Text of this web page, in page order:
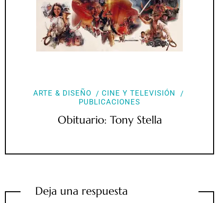
ARTE & DISEÑO
CINE Y TELEVISIÓN
PUBLICACIONES
Obituario: Tony Stella
Deja una respuesta